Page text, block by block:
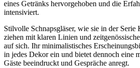
eines Getränks hervorgehoben und die
intensiviert.
Stilvolle Schnapsgläser, wie sie in der
ziehen mit klaren Linien und
auf sich. Ihr minimalistisches
in jedes Dekor ein und bietet dennoch eine
Gäste beeindruckt und Gespräche anregt.